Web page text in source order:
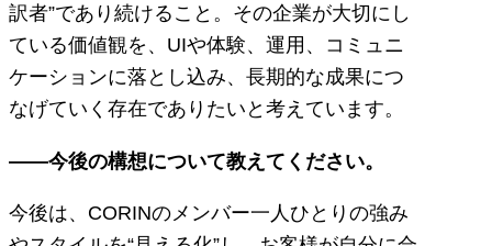
訳者”であり続けること。その企業が大切にし
ている価値観を、UIや体験、運用、コミュニ
ケーションに落とし込み、長期的な成果につ
なげていく存在でありたいと考えています。
――今後の構想について教えてください。
今後は、CORINのメンバー一人ひとりの強み